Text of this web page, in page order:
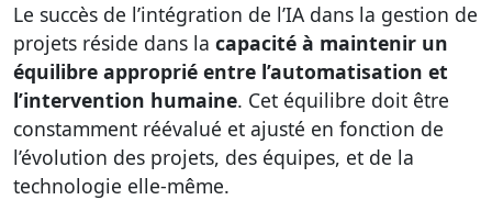
Le succès de l’intégration de l’IA dans la gestion de
projets réside dans la capacité à maintenir un
équilibre approprié entre l’automatisation et
l’intervention humaine. Cet équilibre doit être
constamment réévalué et ajusté en fonction de
l’évolution des projets, des équipes, et de la
technologie elle-même.